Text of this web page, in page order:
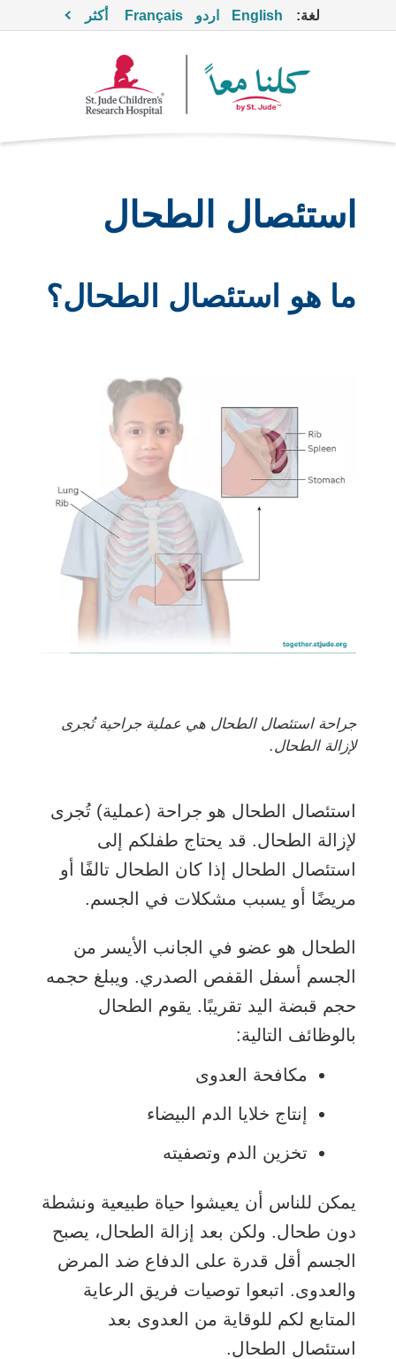
لغة: English اردو Français أكثر
استئصال الطحال
ما هو استئصال الطحال؟
جراحة استئصال الطحال هي عملية جراحية تُجرى
لإزالة الطحال.
استئصال الطحال هو جراحة (عملية) تُجرى
لإزالة الطحال. قد يحتاج طفلكم إلى
استئصال الطحال إذا كان الطحال تالفًا أو
مريضًا أو يسبب مشكلات في الجسم.
الطحال هو عضو في الجانب الأيسر من
الجسم أسفل القفص الصدري. ويبلغ حجمه
حجم قبضة اليد تقريبًا. يقوم الطحال
بالوظائف التالية:
مكافحة العدوى
إنتاج خلايا الدم البيضاء
تخزين الدم وتصفيته
يمكن للناس أن يعيشوا حياة طبيعية ونشطة
دون طحال. ولكن بعد إزالة الطحال، يصبح
الجسم أقل قدرة على الدفاع ضد المرض
والعدوى. اتبعوا توصيات فريق الرعاية
المتابع لكم للوقاية من العدوى بعد
استئصال الطحال.